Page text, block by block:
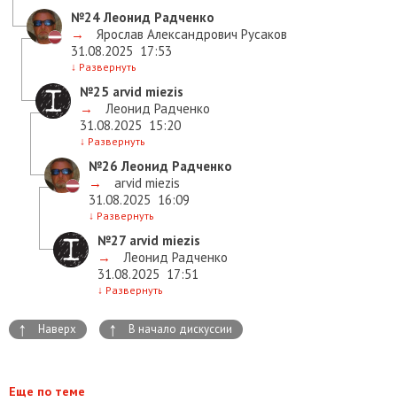
№24Леонид Радченко
→
Ярослав Александрович Русаков
31.08.2025 17:53
↓ Развернуть
№25 arvid miezis
→
Леонид Радченко
31.08.2025 15:20
↓ Развернуть
№26 Леонид Радченко
→
arvid miezis
31.08.2025 16:09
↓ Развернуть
№27 arvid miezis
→
Леонид Радченко
31.08.2025 17:51
↓ Развернуть
↑ Наверх ↑ В начало дискуссии
Еще по теме